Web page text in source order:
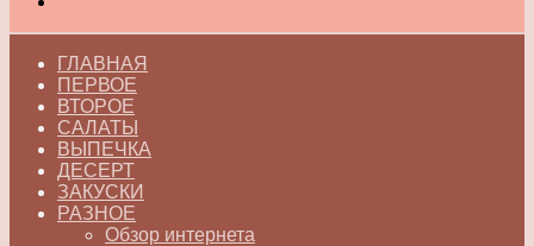
ГЛАВНАЯ
ПЕРВОЕ
ВТОРОЕ
САЛАТЫ
ВЫПЕЧКА
ДЕСЕРТ
ЗАКУСКИ
РАЗНОЕ
Обзор интернета